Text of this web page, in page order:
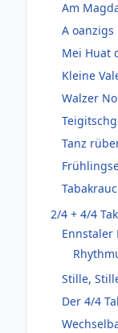
Am
A
Mei Huat
Kleine
Walzer
Tanz
2/4 + 4/4
Ennstaler
Stille,
Der 4/4